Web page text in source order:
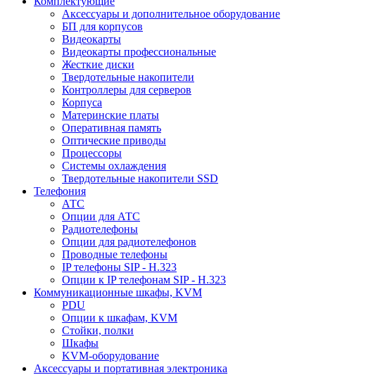
Аксессуары и дополнительное оборудование
БП для корпусов
Видеокарты
Видеокарты профессиональные
Жесткие диски
Твердотельные накопители
Контроллеры для серверов
Корпуса
Материнские платы
Оперативная память
Оптические приводы
Процессоры
Системы охлаждения
Твердотельные накопители SSD
Телефония
АТС
Опции для АТС
Радиотелефоны
Опции для радиотелефонов
Проводные телефоны
IP телефоны SIP - H.323
Опции к IP телефонам SIP - H.323
Коммуникационные шкафы, KVM
PDU
Опции к шкафам, KVM
Стойки, полки
Шкафы
KVM-оборудование
Аксессуары и портативная электроника